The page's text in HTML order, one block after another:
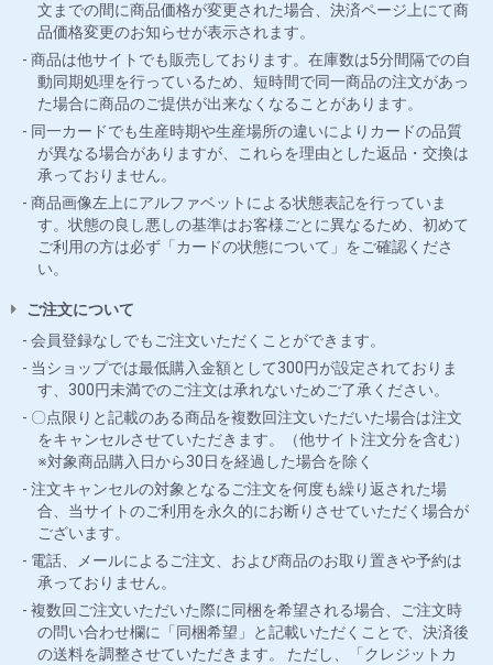
文までの間に商品価格が変更された場合、決済ページ上にて商
品価格変更のお知らせが表示されます。
商品は他サイトでも販売しております。在庫数は5分間隔での自
動同期処理を行っているため、短時間で同一商品の注文があっ
た場合に商品のご提供が出来なくなることがあります。
同一カードでも生産時期や生産場所の違いによりカードの品質
が異なる場合がありますが、これらを理由とした返品・交換は
承っておりません。
商品画像左上にアルファベットによる状態表記を行っていま
す。状態の良し悪しの基準はお客様ごとに異なるため、初めて
ご利用の方は必ず「カードの状態について」をご確認くださ
い。
ご注文について
会員登録なしでもご注文いただくことができます。
当ショップでは最低購入金額として300円が設定されておりま
す、300円未満でのご注文は承れないためご了承ください。
〇点限りと記載のある商品を複数回注文いただいた場合は注文
をキャンセルさせていただきます。（他サイト注文分を含む）
※対象商品購入日から30日を経過した場合を除く
注文キャンセルの対象となるご注文を何度も繰り返された場
合、当サイトのご利用を永久的にお断りさせていただく場合が
ございます。
電話、メールによるご注文、および商品のお取り置きや予約は
承っておりません。
複数回ご注文いただいた際に同梱を希望される場合、ご注文時
の問い合わせ欄に「同梱希望」と記載いただくことで、決済後
の送料を調整させていただきます。 ただし、「クレジットカ